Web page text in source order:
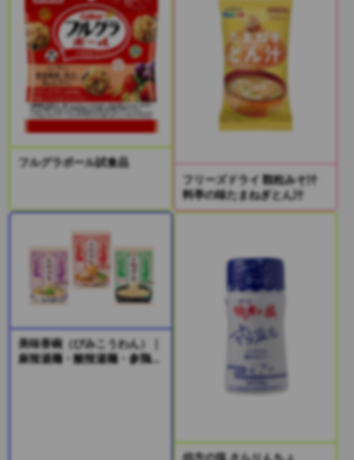
ないタイプ（男性限定）
フルグラボール試食品
フリーズドライ 顆粒みそ汁
料亭の味たまねぎとん汁
美味香碗（びみこうわん）｜
麻辣湯麺・酸辣湯麺・参鶏湯